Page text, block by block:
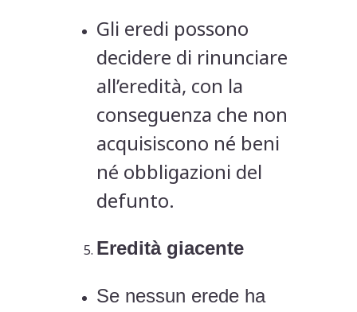
Gli eredi possono
decidere di rinunciare
all’eredità, con la
conseguenza che non
acquisiscono né beni
né obbligazioni del
defunto.
Eredità giacente
Se nessun erede ha